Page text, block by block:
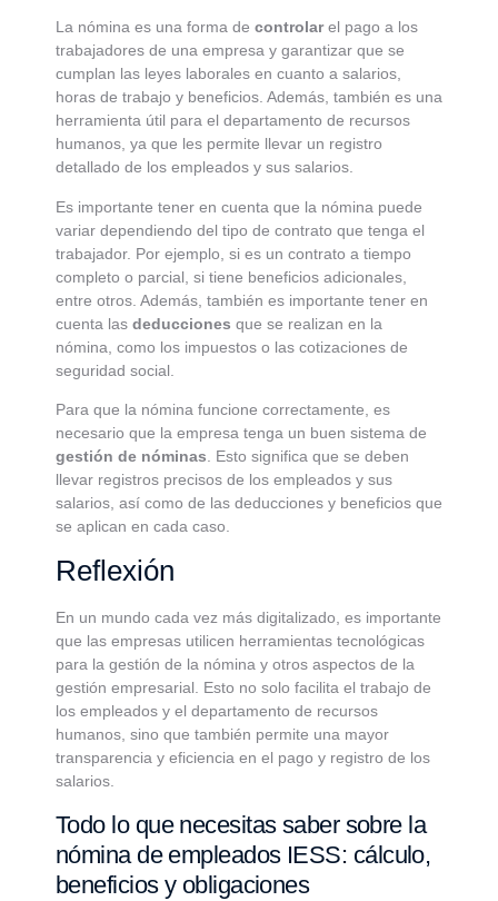
La nómina es una forma de controlarel pago a los
trabajadores de una empresa y garantizar que se
cumplan las leyes laborales en cuanto a salarios,
horas de trabajo y beneficios. Además, también es una
herramienta útil para el departamento de recursos
humanos, ya que les permite llevar un registro
detallado de los empleados y sus salarios.
Es importante tener en cuenta que la nómina puede
variar dependiendo del tipo de contrato que tenga el
trabajador. Por ejemplo, si es un contrato a tiempo
completo o parcial, si tiene beneficios adicionales,
entre otros. Además, también es importante tener en
cuenta las deducciones que se realizan en la
nómina, como los impuestos o las cotizaciones de
seguridad social.
Para que la nómina funcione correctamente, es
necesario que la empresa tenga un buen sistema de
gestión de nóminas . Esto significa que se deben
llevar registros precisos de los empleados y sus
salarios, así como de las deducciones y beneficios que
se aplican en cada caso.
Reflexión
En un mundo cada vez más digitalizado, es importante
que las empresas utilicen herramientas tecnológicas
para la gestión de la nómina y otros aspectos de la
gestión empresarial. Esto no solo facilita el trabajo de
los empleados y el departamento de recursos
humanos, sino que también permite una mayor
transparencia y eficiencia en el pago y registro de los
salarios.
Todo lo que necesitas saber sobre la
nómina de empleados IESS: cálculo,
beneficios y obligaciones